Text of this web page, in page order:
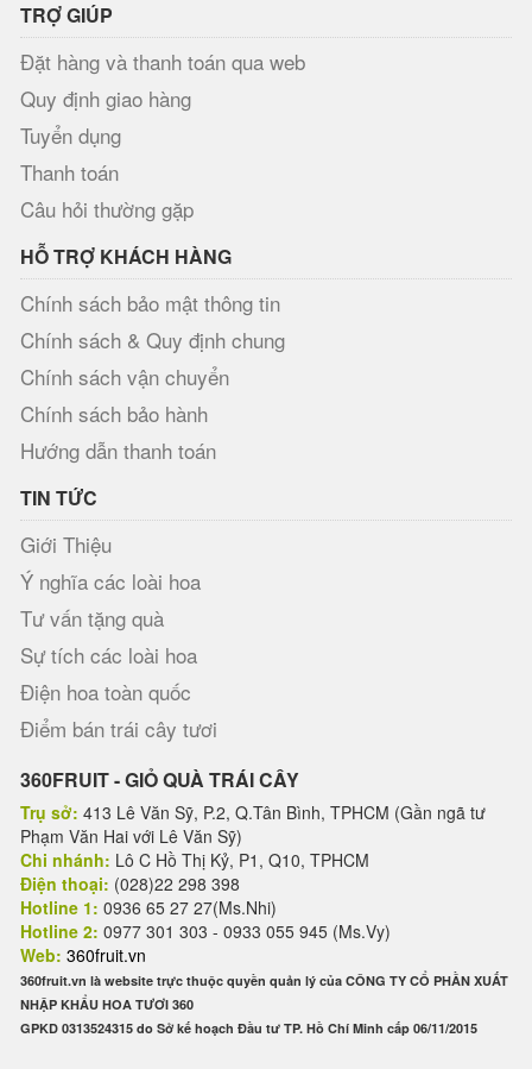
TRỢ GIÚP
Đặt hàng và thanh toán qua web
Quy định giao hàng
Tuyển dụng
Thanh toán
Câu hỏi thường gặp
HỖ TRỢ KHÁCH HÀNG
Chính sách bảo mật thông tin
Chính sách & Quy định chung
Chính sách vận chuyển
Chính sách bảo hành
Hướng dẫn thanh toán
TIN TỨC
Giới Thiệu
Ý nghĩa các loài hoa
Tư vấn tặng quà
Sự tích các loài hoa
Điện hoa toàn quốc
Điểm bán trái cây tươi
360FRUIT - GIỎ QUÀ TRÁI CÂY
Trụ sở: 413 Lê Văn Sỹ, P.2, Q.Tân Bình, TPHCM (Gần ngã tư
Phạm Văn Hai với Lê Văn Sỹ)
Chi nhánh: Lô C Hồ Thị Kỷ, P1, Q10, TPHCM
Điện thoại: (028)22 298 398
Hotline 1: 0936 65 27 27(Ms.Nhi)
Hotline 2: 0977 301 303 - 0933 055 945 (Ms.Vy)
Web: 360fruit.vn
360fruit.vn là website trực thuộc quyền quản lý của CÔNG TY CỔ PHẦN XUẤT
NHẬP KHẨU HOA TƯƠI 360
GPKD 0313524315 do Sở kế hoạch Đầu tư TP. Hồ Chí Minh cấp 06/11/2015